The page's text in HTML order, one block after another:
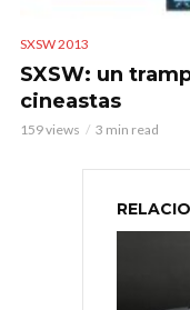
SXSW 2013
SXSW: un
cineastas
159 views 3 min read